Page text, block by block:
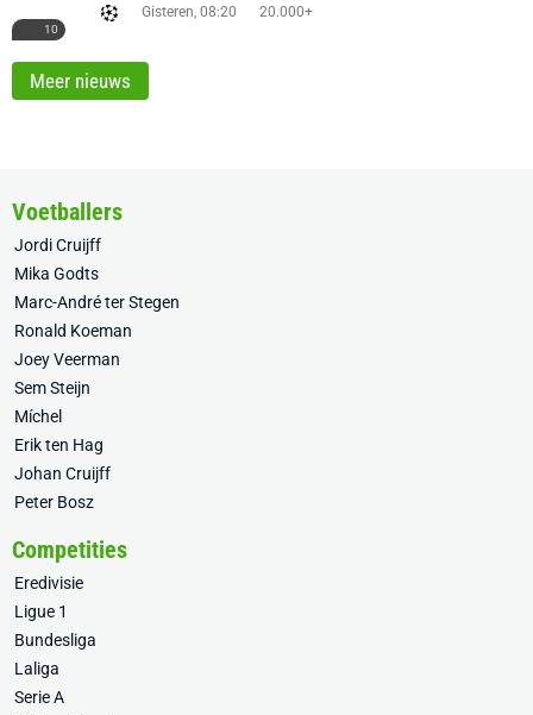
10
Gisteren, 08:20 20.000+
Meer nieuws
Voetballers
Jordi Cruijff
Mika Godts
Marc-André ter Stegen
Ronald Koeman
Joey Veerman
Sem Steijn
Míchel
Erik ten Hag
Johan Cruijff
Peter Bosz
Competities
Eredivisie
Ligue 1
Bundesliga
Laliga
Serie A